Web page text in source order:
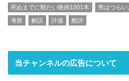
死ぬまでに観たい映画1001本
男はつらい
考察
解説 評価 酷評
当チャンネルの広告について